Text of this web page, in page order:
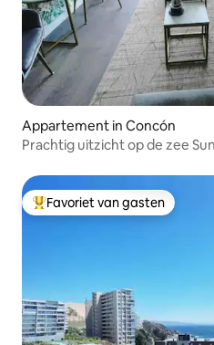
Appartement in Concón
Prachtig uitzicht op de zee
Topfavoriet van gasten
Favoriet van gasten